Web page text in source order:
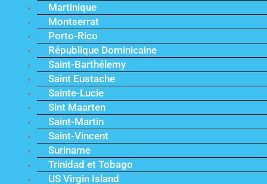
Martinique
Montserrat
Porto-Rico
République Dominicaine
Saint-Barthélemy
Saint Eustache
Sainte-Lucie
Sint Maarten
Saint-Martin
Saint-Vincent
Suriname
Trinidad et Tobago
US Virgin Island